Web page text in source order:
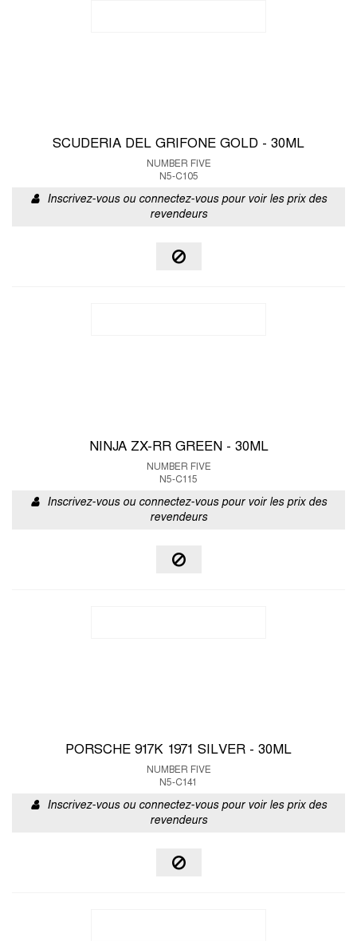
SCUDERIA DEL GRIFONE GOLD - 30ML
NUMBER FIVE
N5-C105
Inscrivez-vous ou connectez-vous pour voir les prix des
revendeurs
NINJA ZX-RR GREEN - 30ML
NUMBER FIVE
N5-C115
Inscrivez-vous ou connectez-vous pour voir les prix des
revendeurs
PORSCHE 917K 1971 SILVER - 30ML
NUMBER FIVE
N5-C141
Inscrivez-vous ou connectez-vous pour voir les prix des
revendeurs